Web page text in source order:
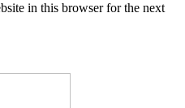
in this browser for the next